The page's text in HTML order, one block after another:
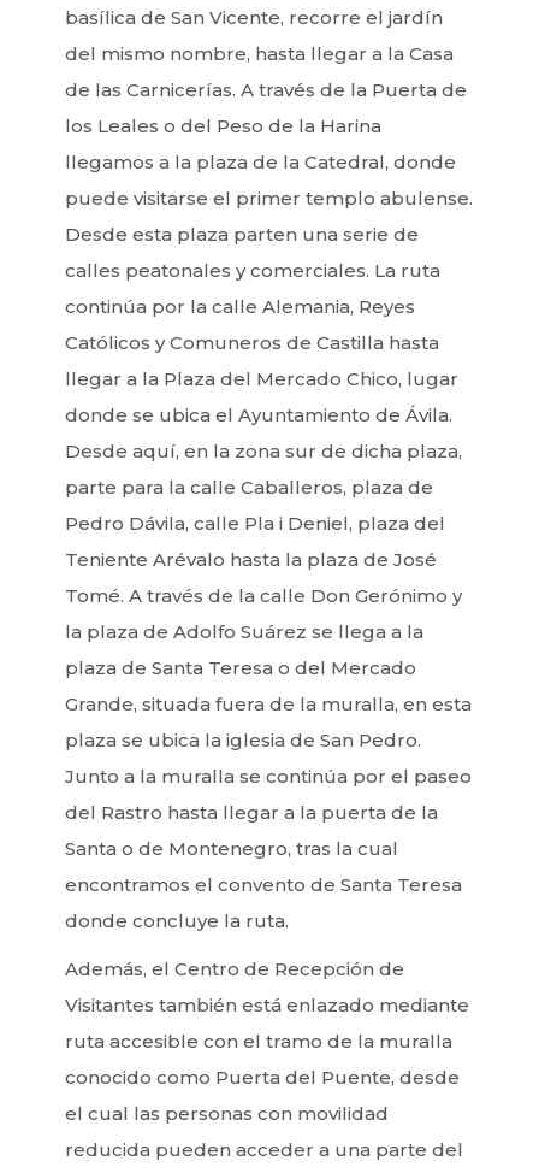
basílica de San Vicente, recorre el jardín
del mismo nombre, hasta llegar a la Casa
de las Carnicerías. A través de la Puerta de
los Leales o del Peso de la Harina
llegamos a la plaza de la Catedral, donde
puede visitarse el primer templo abulense.
Desde esta plaza parten una serie de
calles peatonales y comerciales. La ruta
continúa por la calle Alemania, Reyes
Católicos y Comuneros de Castilla hasta
llegar a la Plaza del Mercado Chico, lugar
donde se ubica el Ayuntamiento de Ávila.
Desde aquí, en la zona sur de dicha plaza,
parte para la calle Caballeros, plaza de
Pedro Dávila, calle Pla i Deniel, plaza del
Teniente Arévalo hasta la plaza de José
Tomé. A través de la calle Don Gerónimo y
la plaza de Adolfo Suárez se llega a la
plaza de Santa Teresa o del Mercado
Grande, situada fuera de la muralla, en esta
plaza se ubica la iglesia de San Pedro.
Junto a la muralla se continúa por el paseo
del Rastro hasta llegar a la puerta de la
Santa o de Montenegro, tras la cual
encontramos el convento de Santa Teresa
donde concluye la ruta.
Además, el Centro de Recepción de
Visitantes también está enlazado mediante
ruta accesible con el tramo de la muralla
conocido como Puerta del Puente, desde
el cual las personas con movilidad
reducida pueden acceder a una parte del